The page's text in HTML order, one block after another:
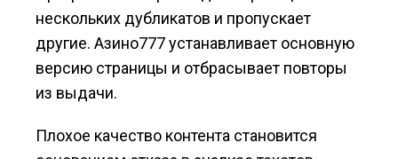
нескольких дубликатов и пропускает
другие. Азино777 устанавливает основную
версию страницы и отбрасывает повторы
из выдачи.
Плохое качество контента становится